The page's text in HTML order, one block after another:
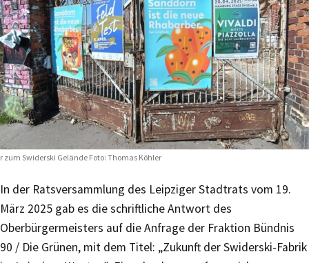
zum Swiderski Gelände Foto: Thomas Köhler
In der Ratsversammlung des Leipziger Stadtrats vom 19.
März 2025 gab es die schriftliche Antwort des
Oberbürgermeisters auf die Anfrage der Fraktion Bündnis
90 / Die Grünen, mit dem Titel: „Zukunft der Swiderski-Fabrik